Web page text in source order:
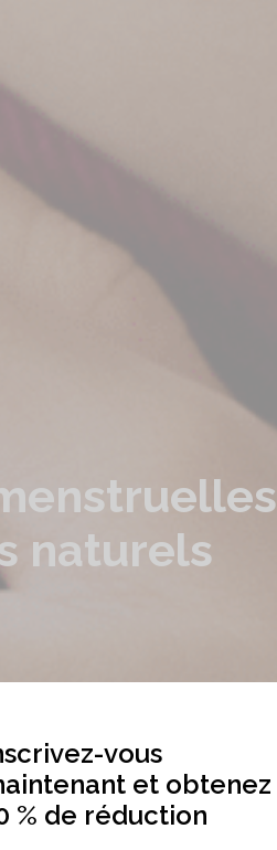
vous
et obtenez
% de réduction
naturels